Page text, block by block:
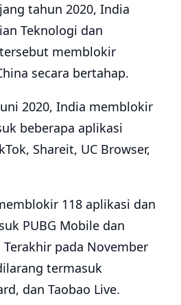
tahun 2020, India
Teknologi dan
memblokir
secara bertahap.
2020, India memblokir
beberapa aplikasi
Shareit, UC Browser,
118 aplikasi dan
PUBG Mobile dan
Terakhir pada November
termasuk
dan Taobao Live.